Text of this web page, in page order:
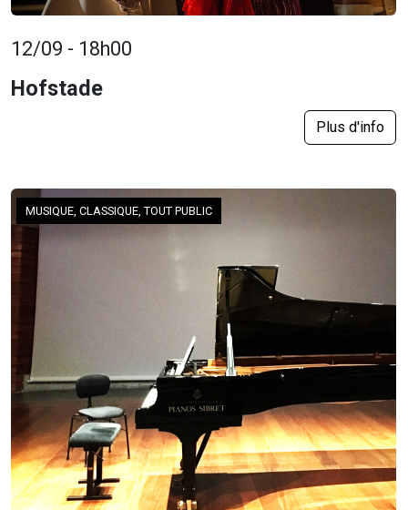
12/09 - 18h00
Hofstade
Plus d'info
MUSIQUE, CLASSIQUE, TOUT PUBLIC